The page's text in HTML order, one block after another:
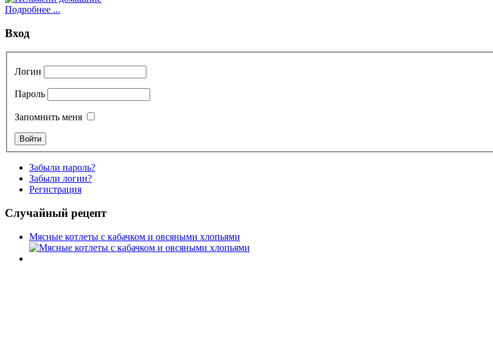
Подробнее ...
Вход
Логин
Пароль
Запомнить меня
Забыли пароль?
Забыли логин?
Регистрация
Случайный рецепт
Мясные котлеты с кабачком и овсяными хлопьями